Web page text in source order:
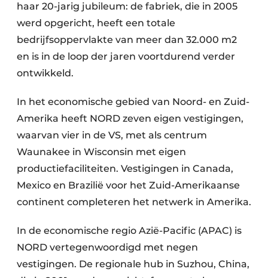
haar 20-jarig jubileum: de fabriek, die in 2005
werd opgericht, heeft een totale
bedrijfsoppervlakte van meer dan 32.000 m2
en is in de loop der jaren voortdurend verder
ontwikkeld.
In het economische gebied van Noord- en Zuid-
Amerika heeft NORD zeven eigen vestigingen,
waarvan vier in de VS, met als centrum
Waunakee in Wisconsin met eigen
productiefaciliteiten. Vestigingen in Canada,
Mexico en Brazilië voor het Zuid-Amerikaanse
continent completeren het netwerk in Amerika.
In de economische regio Azië-Pacific (APAC) is
NORD vertegenwoordigd met negen
vestigingen. De regionale hub in Suzhou, China,